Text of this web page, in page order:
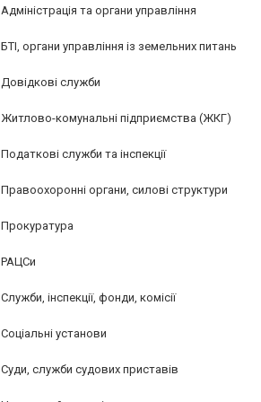
Адміністрація та органи управління
БТІ, органи управління із земельних питань
Довідкові служби
Житлово-комунальні підприємства (ЖКГ)
Податкові служби та інспекції
Правоохоронні органи, силові структури
Прокуратура
РАЦСи
Служби, інспекції, фонди, комісії
Соціальні установи
Суди, служби судових приставів